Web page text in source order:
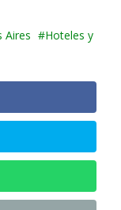
Aires
Hoteles y